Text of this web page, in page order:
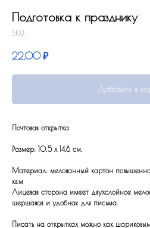
Подготовка к празднику
SKU:
22,00 ₽
Добавить в
Почтовая открытка
Размер: 10,5 x 14,8 см.
Материал: мелованный картон
кв.м
Лицевая сторона имеет двухслойное
шершавая и удобная для письма.
Писать на открытках можно как